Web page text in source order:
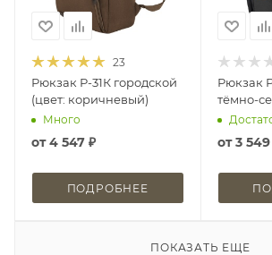
23
Рюкзак Р-31К городской
(цвет: коричневый)
Много
от4 547 ₽
ПОДРОБНЕЕ
Рюкзак
тёмно-
от3 549
ПОКАЗАТЬ ЕЩЕ